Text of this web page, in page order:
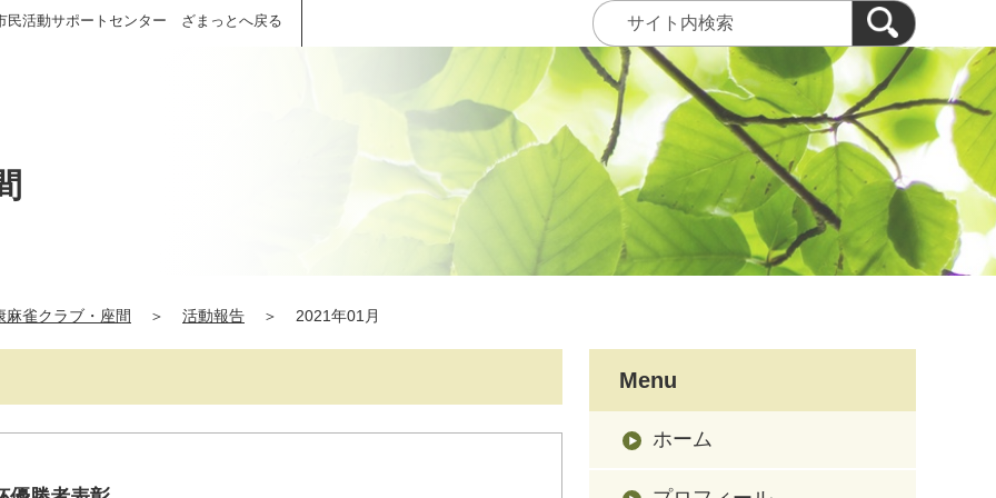
民活動サポートセンター ざまっとへ戻る
麻雀クラブ・座間 ＞ 活動報告 ＞ 2021年01月
Menu
ホーム